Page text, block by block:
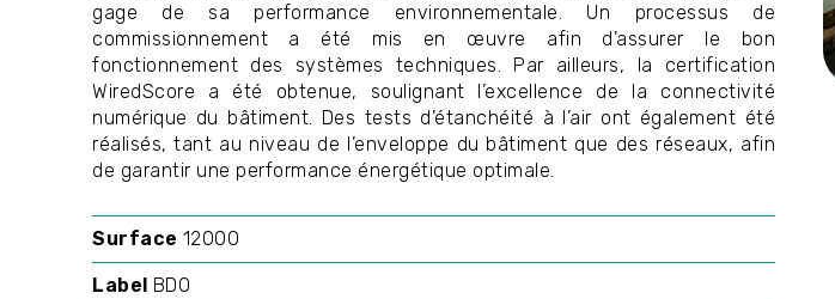
gage de sa performance environnementale. Un processus de
commissionnement a été mis en œuvre afin d’assurer le bon
fonctionnement des systèmes techniques. Par ailleurs, la certification
WiredScore a été obtenue, soulignant l’excellence de la connectivité
numérique du bâtiment. Des tests d’étanchéité à l’air ont également été
réalisés, tant au niveau de l’enveloppe du bâtiment que des réseaux, afin
de garantir une performance énergétique optimale.
Surface 12000
Label BDO